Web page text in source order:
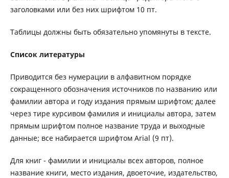
заголовками или без них шрифтом 10 пт.
Таблицы должны быть обязательно упомянуты в тексте.
Список литературы
Приводится без нумерации в алфавитном порядке
сокращенного обозначения источников по названию или
фамилии автора и году издания прямым шрифтом; далее
через тире курсивом фамилия и инициалы автора, затем
прямым шрифтом полное название труда и выходные
данные; все набирается шрифтом Arial (9 пт).
Для книг - фамилии и инициалы всех авторов, полное
название книги, место издания, двоеточие, издательство,